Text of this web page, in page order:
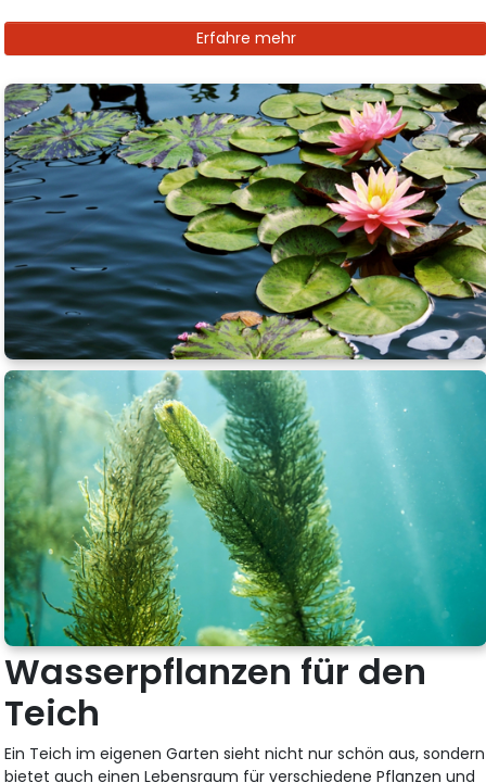
Erfahre mehr
Wasserpflanzen für den
Teich
Ein Teich im eigenen Garten sieht nicht nur schön aus, sondern
bietet auch einen Lebensraum für verschiedene Pflanzen und